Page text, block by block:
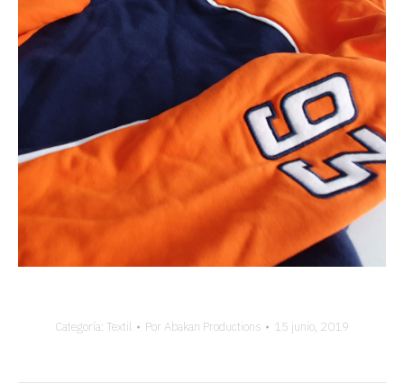
Categoría: Textil Por Abakan Productions 15 junio, 2019